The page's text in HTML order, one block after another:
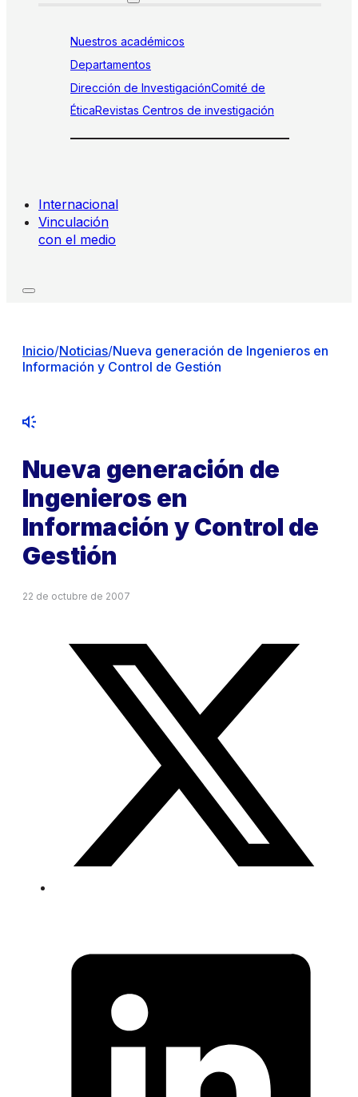
Nuestros académicos
Departamentos
Dirección de InvestigaciónComité de
ÉticaRevistas Centros de investigación
Internacional
Vinculación
con el medio
Inicio/Noticias/Nueva generación de Ingenieros en
Información y Control de Gestión
Nueva generación de
Ingenieros en
Información y Control de
Gestión
22 de octubre de 2007